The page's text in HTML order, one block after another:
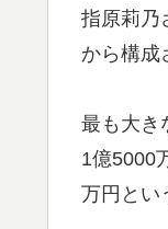
指原莉乃
から構成
最も大き
1億5000
万円とい